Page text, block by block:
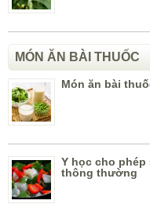
MÓN ĂN BÀI THUỐC
Món ăn bài
Y học cho
thông thường